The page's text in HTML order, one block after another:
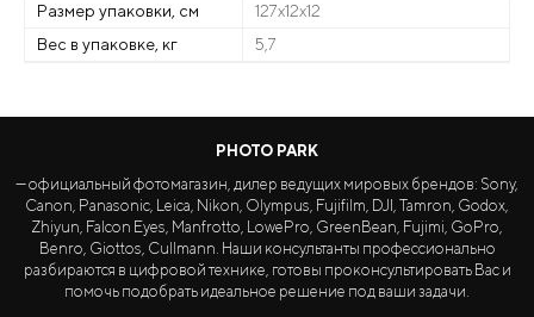
Размер упаковки, см
127х12х12
Вес в упаковке, кг
5,7
PHOTO PARK
— официальный фотомагазин, дилер ведущих мировых брендов: Sony,
Canon, Panasonic, Leica, Nikon, Olympus, Fujifilm, DJI, Tamron, Godox,
Zhiyun, Falcon Eyes, Manfrotto, LowePro, GreenBean, Fujimi, GoPro,
Benro, Giottos, Cullmann. Наши консультанты профессионально
разбираются в цифровой технике, готовы проконсультировать Вас и
помочь подобрать идеальное решение под ваши задачи.